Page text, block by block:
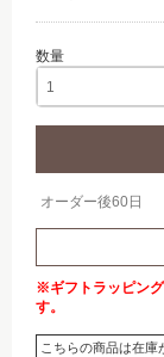
オーダー後60日
※ギフトラッピン
す。
こちらの商品は在庫